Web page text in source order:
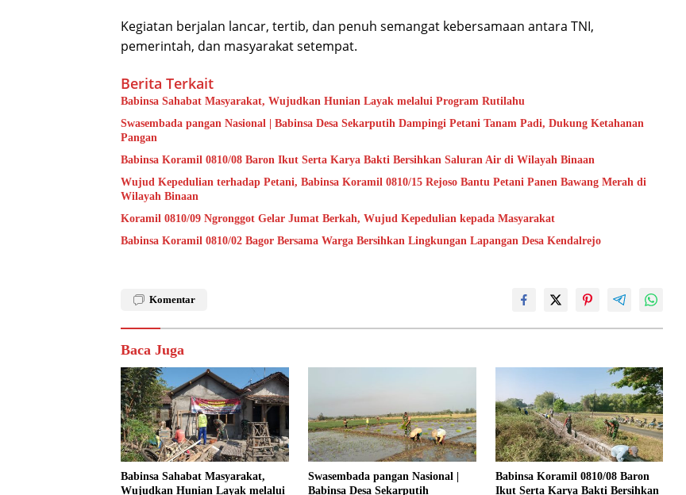
Kegiatan berjalan lancar, tertib, dan penuh semangat kebersamaan antara TNI,
pemerintah, dan masyarakat setempat.
Berita Terkait
Babinsa Sahabat Masyarakat, Wujudkan Hunian Layak melalui Program Rutilahu
Swasembada pangan Nasional | Babinsa Desa Sekarputih Dampingi Petani Tanam Padi, Dukung Ketahanan
Pangan
Babinsa Koramil 0810/08 Baron Ikut Serta Karya Bakti Bersihkan Saluran Air di Wilayah Binaan
Wujud Kepedulian terhadap Petani, Babinsa Koramil 0810/15 Rejoso Bantu Petani Panen Bawang Merah di
Wilayah Binaan
Koramil 0810/09 Ngronggot Gelar Jumat Berkah, Wujud Kepedulian kepada Masyarakat
Babinsa Koramil 0810/02 Bagor Bersama Warga Bersihkan Lingkungan Lapangan Desa Kendalrejo
Komentar
Baca Juga
Babinsa Sahabat Masyarakat,
Wujudkan Hunian Layak melalui
Swasembada pangan Nasional |
Babinsa Desa Sekarputih
Babinsa Koramil 0810/08 Baron
Ikut Serta Karya Bakti Bersihkan